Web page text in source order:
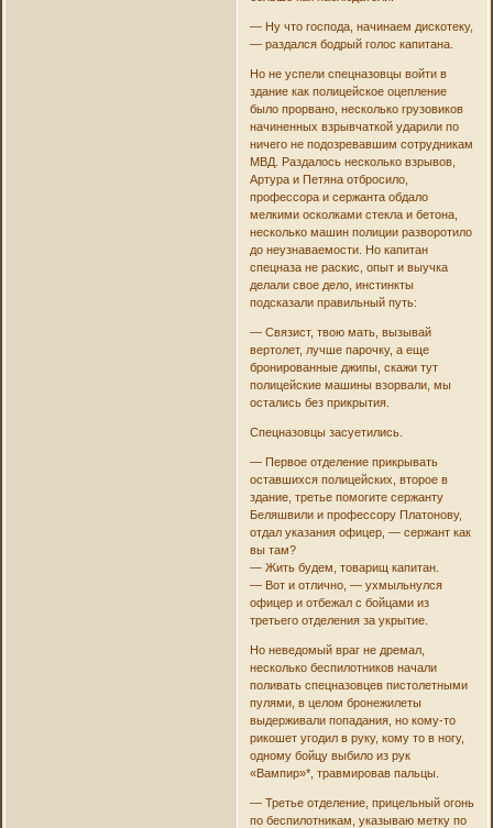
— Ну что господа, начинаем дискотеку,
— раздался бодрый голос капитана.
Но не успели спецназовцы войти в
здание как полицейское оцепление
было прорвано, несколько грузовиков
начиненных взрывчаткой ударили по
ничего не подозревавшим сотрудникам
МВД. Раздалось несколько взрывов,
Артура и Петяна отбросило,
профессора и сержанта обдало
мелкими осколками стекла и бетона,
несколько машин полиции разворотило
до неузнаваемости. Но капитан
спецназа не раскис, опыт и выучка
делали свое дело, инстинкты
подсказали правильный путь:
— Связист, твою мать, вызывай
вертолет, лучше парочку, а еще
бронированные джипы, скажи тут
полицейские машины взорвали, мы
остались без прикрытия.
Спецназовцы засуетились.
— Первое отделение прикрывать
оставшихся полицейских, второе в
здание, третье помогите сержанту
Беляшвили и профессору Платонову,
отдал указания офицер, — сержант как
вы там?
— Жить будем, товарищ капитан.
— Вот и отлично, — ухмыльнулся
офицер и отбежал с бойцами из
третьего отделения за укрытие.
Но неведомый враг не дремал,
несколько беспилотников начали
поливать спецназовцев пистолетными
пулями, в целом бронежилеты
выдерживали попадания, но кому-то
рикошет угодил в руку, кому то в ногу,
одному бойцу выбило из рук
«Вампир»*, травмировав пальцы.
— Третье отделение, прицельный огонь
по беспилотникам, указываю метку по